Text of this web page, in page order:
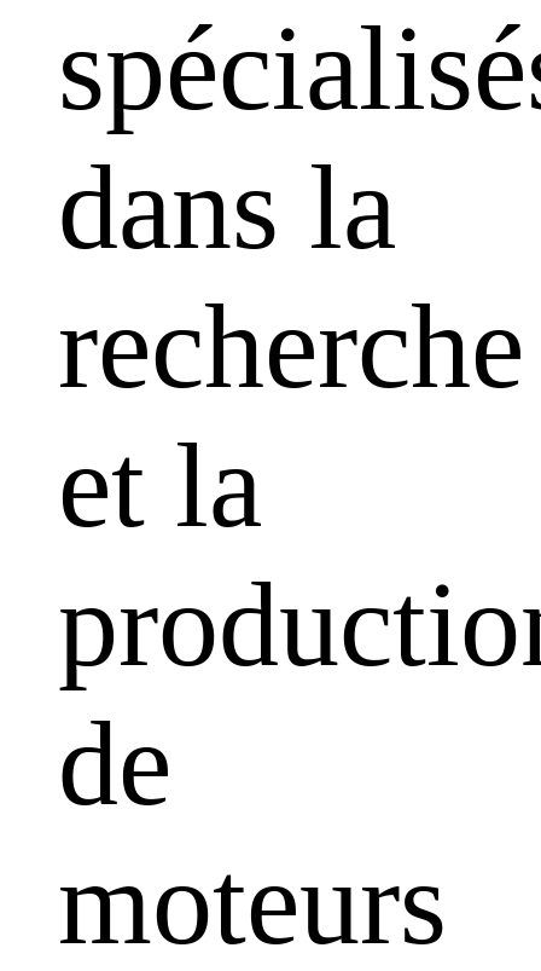
dans la
recherche
et la
de
moteurs